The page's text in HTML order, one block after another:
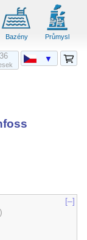
Bazény Průmysl
36
[–]
▼